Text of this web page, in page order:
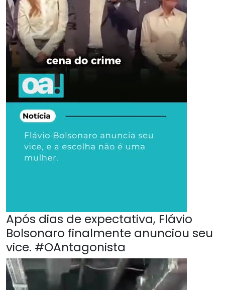
Após dias de expectativa, Flávio
Bolsonaro finalmente anunciou seu
vice. #OAntagonista